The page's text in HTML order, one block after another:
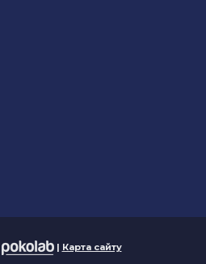
| Карта сайту